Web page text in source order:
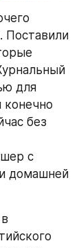
Поставили
для
конечно
без
с
домашней